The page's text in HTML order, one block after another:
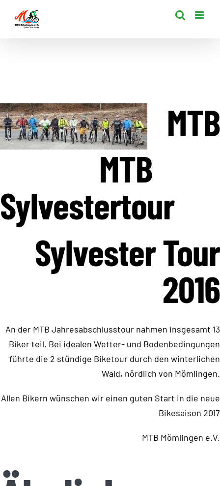
Inhalt
MTB
Sylvestertour
MTB
Sylvester Tour
2016
An der MTB Jahresabschlusstour nahmen insgesamt 13
Biker teil. Bei idealen Wetter- und Bodenbedingungen
führte die 2 stündige Biketour durch den winterlichen
Wald, nördlich von Mömlingen.
Allen Bikern wünschen wir einen guten Start in die neue
Bikesaison 2017
MTB Mömlingen e.V.